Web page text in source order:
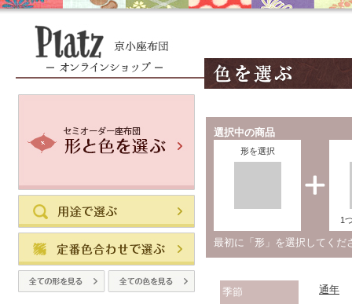
選択中の商品
形を選択
1
最初に「形」を選択して
季節 通年